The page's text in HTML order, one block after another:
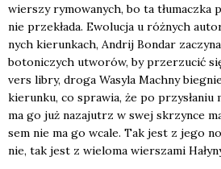
wier­szy rymo­wa­nych, bo ta tłu­macz­ka
nie prze­kła­da. Ewo­lu­cja u róż­nych
nych kie­run­kach, Andrij Bon­dar
bo­to­ni­czych utwo­rów, by prze­rzu­cić
vers libry, dro­ga Wasy­la Mach­ny
kie­run­ku, co spra­wia, że po
ma go już naza­jutrz w swej skrzyn­ce
sem nie ma go wca­le. Tak jest z jego
nie, tak jest z wie­lo­ma wier­sza­mi